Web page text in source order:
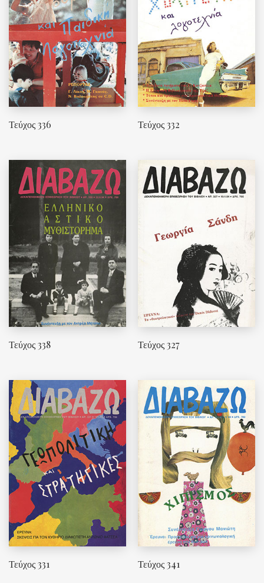
Τεύχος 336 Τεύχος 332
Τεύχος 338 Τεύχος 327
Τεύχος 331 Τεύχος 341